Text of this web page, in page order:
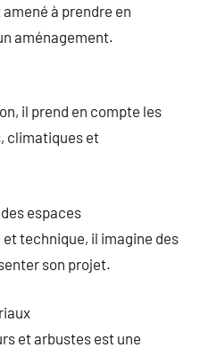
à prendre en
aménagement.
il prend en compte les
climatiques et
espaces
technique, il imagine des
son projet.
et arbustes est une